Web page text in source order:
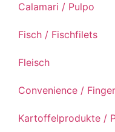
Calamari / Pulpo
Fisch / Fischfilets
Fleisch
Convenience /
Kartoffelprodukte /